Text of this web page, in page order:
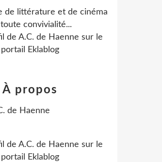
de littérature et de cinéma
convivialité...
de A.C. de Haenne sur le
portail Eklablog
À propos
de A.C. de Haenne sur le
portail Eklablog